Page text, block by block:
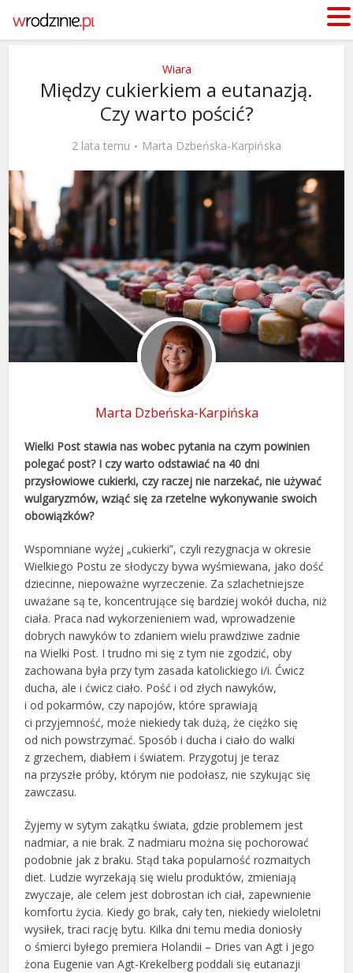
Wiara
Między cukierkiem a eutanazją.
Czy warto pościć?
2 lata temu Marta Dzbeńska-Karpińska
Marta Dzbeńska-Karpińska
Wielki Post stawia nas wobec pytania na czym powinien
polegać post? I czy warto odstawiać na 40 dni
przysłowiowe cukierki, czy raczej nie narzekać, nie używać
wulgaryzmów, wziąć się za rzetelne wykonywanie swoich
obowiązków?
Wspomniane wyżej „cukierki”, czyli rezygnacja w okresie
Wielkiego Postu ze słodyczy bywa wyśmiewana, jako dość
dziecinne, niepoważne wyrzeczenie. Za szlachetniejsze
uważane są te, koncentrujące się bardziej wokół ducha, niż
ciała. Praca nad wykorzenieniem wad, wprowadzenie
dobrych nawyków to zdaniem wielu prawdziwe zadnie
na Wielki Post. I trudno mi się z tym nie zgodzić, oby
zachowana była przy tym zasada katolickiego i/i. Ćwicz
ducha, ale i ćwicz ciało. Pość i od złych nawyków,
i od pokarmów, czy napojów, które sprawiają
ci przyjemność, może niekiedy tak dużą, że ciężko się
od nich powstrzymać. Sposób i ducha i ciało do walki
z grzechem, diabłem i światem. Przygotuj je teraz
na przyszłe próby, którym nie podołasz, nie szykując się
zawczasu.
Żyjemy w sytym zakątku świata, gdzie problemem jest
nadmiar, a nie brak. Z nadmiaru można się pochorować
podobnie jak z braku. Stąd taka popularność rozmaitych
diet. Ludzie wyrzekają się wielu produktów, zmieniają
zwyczaje, ale celem jest dobrostan ich ciał, zapewnienie
komfortu życia. Kiedy go brak, cały ten, niekiedy wieloletni
wysiłek, traci rację bytu. Kilka dni temu media doniosły
o śmierci byłego premiera Holandii – Dries van Agt i jego
żona Eugenie van Agt-Krekelberg poddali się eutanazji